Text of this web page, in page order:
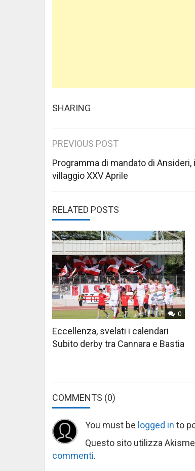
SHARING
Post
navigation
PREVIOUS POST
Programma di mandato di Ansideri,
villaggio XXV Aprile
RELATED POSTS
0
Eccellenza, svelati i calendari
Subito derby tra Cannara e Bastia
COMMENTS (0)
You must be logged in to
Questo sito utilizza
commenti.